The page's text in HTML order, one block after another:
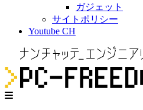
ガジェット
サイトポリシー
Youtube CH